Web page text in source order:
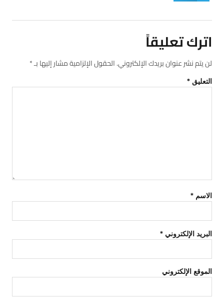
اترك تعليقاً
لن يتم نشر عنوان بريدك الإلكتروني.الحقول الإلزامية مشار إليها بـ*
التعليق *
الاسم *
البريد الإلكتروني *
الموقع الإلكتروني